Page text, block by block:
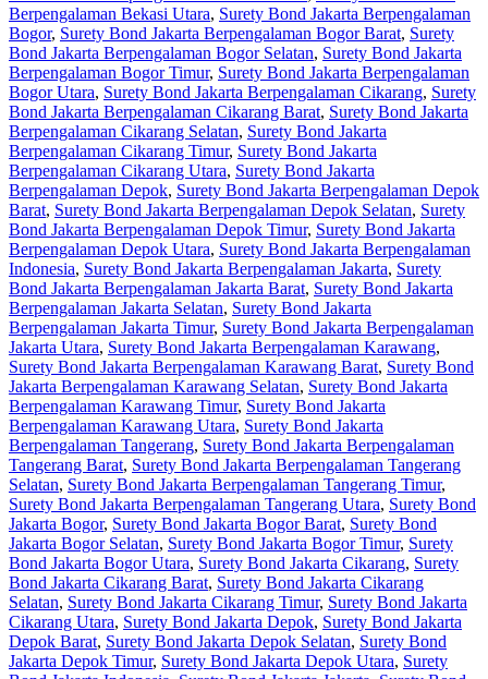
Berpengalaman Bekasi Utara, Surety Bond Jakarta Berpengalaman
Bogor, Surety Bond Jakarta Berpengalaman Bogor Barat, Surety
Bond Jakarta Berpengalaman Bogor Selatan, Surety Bond Jakarta
Berpengalaman Bogor Timur, Surety Bond Jakarta Berpengalaman
Bogor Utara, Surety Bond Jakarta Berpengalaman Cikarang, Surety
Bond Jakarta Berpengalaman Cikarang Barat, Surety Bond Jakarta
Berpengalaman Cikarang Selatan, Surety Bond Jakarta
Berpengalaman Cikarang Timur, Surety Bond Jakarta
Berpengalaman Cikarang Utara, Surety Bond Jakarta
Berpengalaman Depok, Surety Bond Jakarta Berpengalaman Depok
Barat, Surety Bond Jakarta Berpengalaman Depok Selatan, Surety
Bond Jakarta Berpengalaman Depok Timur, Surety Bond Jakarta
Berpengalaman Depok Utara, Surety Bond Jakarta Berpengalaman
Indonesia, Surety Bond Jakarta Berpengalaman Jakarta, Surety
Bond Jakarta Berpengalaman Jakarta Barat, Surety Bond Jakarta
Berpengalaman Jakarta Selatan, Surety Bond Jakarta
Berpengalaman Jakarta Timur, Surety Bond Jakarta Berpengalaman
Jakarta Utara, Surety Bond Jakarta Berpengalaman Karawang,
Surety Bond Jakarta Berpengalaman Karawang Barat, Surety Bond
Jakarta Berpengalaman Karawang Selatan, Surety Bond Jakarta
Berpengalaman Karawang Timur, Surety Bond Jakarta
Berpengalaman Karawang Utara, Surety Bond Jakarta
Berpengalaman Tangerang, Surety Bond Jakarta Berpengalaman
Tangerang Barat, Surety Bond Jakarta Berpengalaman Tangerang
Selatan, Surety Bond Jakarta Berpengalaman Tangerang Timur,
Surety Bond Jakarta Berpengalaman Tangerang Utara, Surety Bond
Jakarta Bogor, Surety Bond Jakarta Bogor Barat, Surety Bond
Jakarta Bogor Selatan, Surety Bond Jakarta Bogor Timur, Surety
Bond Jakarta Bogor Utara, Surety Bond Jakarta Cikarang, Surety
Bond Jakarta Cikarang Barat, Surety Bond Jakarta Cikarang
Selatan, Surety Bond Jakarta Cikarang Timur, Surety Bond Jakarta
Cikarang Utara, Surety Bond Jakarta Depok, Surety Bond Jakarta
Depok Barat, Surety Bond Jakarta Depok Selatan, Surety Bond
Jakarta Depok Timur, Surety Bond Jakarta Depok Utara, Surety